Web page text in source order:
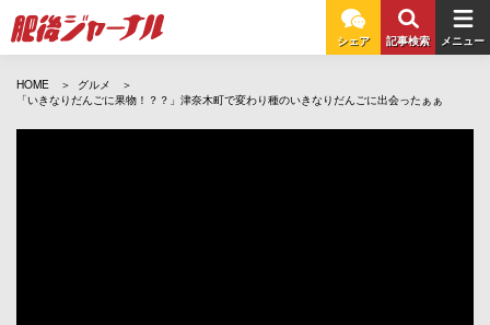
シェア 記事検索 メニュー
HOME
グルメ
「いきなりだんごに果物！？？」津奈木町で変わり種のいきなりだんごに出会ったぁぁ